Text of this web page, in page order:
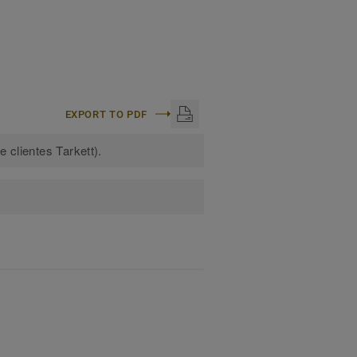
EXPORT TO PDF
clientes Tarkett).